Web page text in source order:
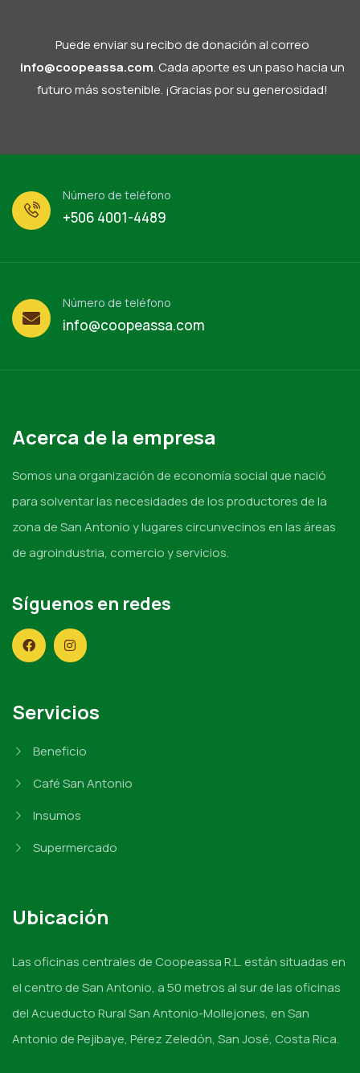
Puede enviar su recibo de donación al correo
info@coopeassa.com. Cada aporte es un paso hacia un
futuro más sostenible. ¡Gracias por su generosidad!
Número de teléfono
+506 4001-4489
Número de teléfono
info@coopeassa.com
Acerca de la empresa
Somos una organización de economía social que nació
para solventar las necesidades de los productores de la
zona de San Antonio y lugares circunvecinos en las áreas
de agroindustria, comercio y servicios.
Síguenos en redes
Servicios
Beneficio
Café San Antonio
Insumos
Supermercado
Ubicación
Las oficinas centrales de Coopeassa R.L. están situadas en
el centro de San Antonio, a 50 metros al sur de las oficinas
del Acueducto Rural San Antonio-Mollejones, en San
Antonio de Pejibaye, Pérez Zeledón, San José, Costa Rica.